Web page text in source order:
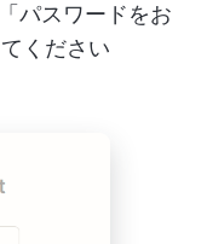
パスワードをお
ください